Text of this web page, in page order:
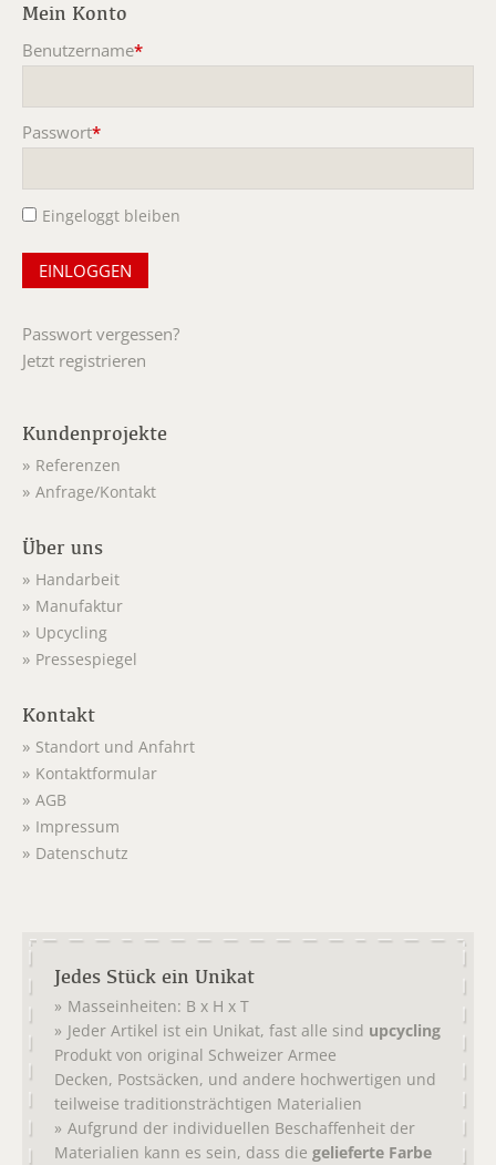
Mein Konto
Benutzername*
Passwort*
Eingeloggt bleiben
Passwort vergessen?
Jetzt registrieren
Kundenprojekte
Referenzen
Anfrage/Kontakt
Über uns
Handarbeit
Manufaktur
Upcycling
Pressespiegel
Kontakt
Standort und Anfahrt
Kontaktformular
AGB
Impressum
Datenschutz
Jedes Stück ein Unikat
Masseinheiten: B x H x T
Jeder Artikel ist ein Unikat, fast alle sind upcycling
Produkt von original Schweizer Armee
Decken, Postsäcken, und andere hochwertigen und
teilweise traditionsträchtigen Materialien
Aufgrund der individuellen Beschaffenheit der
Materialien kann es sein, dass die gelieferte Farbe